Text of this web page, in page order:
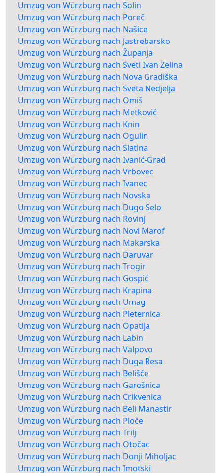
Umzug von Würzburg nach Solin
Umzug von Würzburg nach Poreč
Umzug von Würzburg nach Našice
Umzug von Würzburg nach Jastrebarsko
Umzug von Würzburg nach Županja
Umzug von Würzburg nach Sveti Ivan Zelina
Umzug von Würzburg nach Nova Gradiška
Umzug von Würzburg nach Sveta Nedjelja
Umzug von Würzburg nach Omiš
Umzug von Würzburg nach Metković
Umzug von Würzburg nach Knin
Umzug von Würzburg nach Ogulin
Umzug von Würzburg nach Slatina
Umzug von Würzburg nach Ivanić-Grad
Umzug von Würzburg nach Vrbovec
Umzug von Würzburg nach Ivanec
Umzug von Würzburg nach Novska
Umzug von Würzburg nach Dugo Selo
Umzug von Würzburg nach Rovinj
Umzug von Würzburg nach Novi Marof
Umzug von Würzburg nach Makarska
Umzug von Würzburg nach Daruvar
Umzug von Würzburg nach Trogir
Umzug von Würzburg nach Gospić
Umzug von Würzburg nach Krapina
Umzug von Würzburg nach Umag
Umzug von Würzburg nach Pleternica
Umzug von Würzburg nach Opatija
Umzug von Würzburg nach Labin
Umzug von Würzburg nach Valpovo
Umzug von Würzburg nach Duga Resa
Umzug von Würzburg nach Belišće
Umzug von Würzburg nach Garešnica
Umzug von Würzburg nach Crikvenica
Umzug von Würzburg nach Beli Manastir
Umzug von Würzburg nach Ploče
Umzug von Würzburg nach Trilj
Umzug von Würzburg nach Otočac
Umzug von Würzburg nach Donji Miholjac
Umzug von Würzburg nach Imotski